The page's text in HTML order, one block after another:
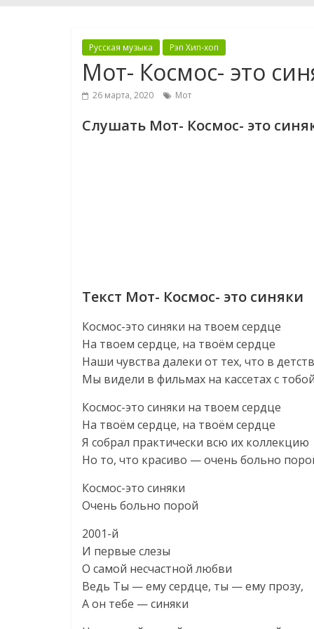
Русская музыка Рэп Хип-хоп
Мот- Космос- это
26 марта, 2020 Мот
Слушать Мот- Космос- это
Текст Мот- Космос- это синяки
Космос-это синяки на твоем сердце
На твоем сердце, на твоём сердце
Наши чувства далеки от тех, что в
Мы видели в фильмах на кассетах с тобой
Космос-это синяки на твоем сердце
На твоём сердце, на твоём сердце
Я собрал практически всю их коллекцию
Но то, что красиво — очень больно
Космос-это синяки
Очень больно порой
2001-й
И первые слезы
О самой несчастной любви
Ведь Ты — ему сердце, ты — ему прозу,
А он тебе — синяки